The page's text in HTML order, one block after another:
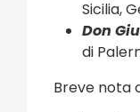
Sicilia,
Don
di
Breve nota